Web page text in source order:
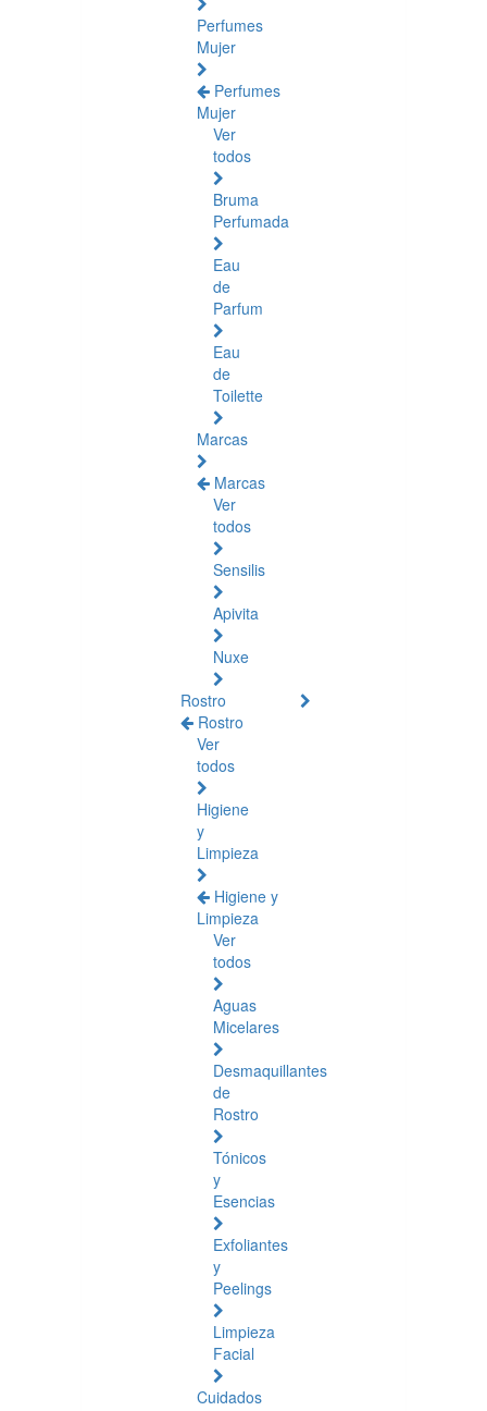
Perfumes
Mujer
Perfumes
Mujer
Ver
todos
Bruma
Perfumada
Eau
de
Parfum
Eau
de
Toilette
Marcas
Marcas
Ver
todos
Sensilis
Apivita
Nuxe
Rostro
Rostro
Ver
todos
Higiene
y
Limpieza
Higiene y
Limpieza
Ver
todos
Aguas
Micelares
Desmaquillantes
de
Rostro
Tónicos
y
Esencias
Exfoliantes
y
Peelings
Limpieza
Facial
Cuidados